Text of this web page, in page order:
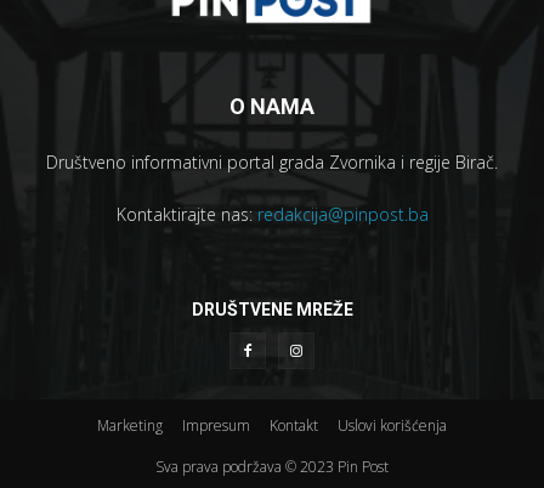
O NAMA
Društveno informativni portal grada Zvornika i regije Birač.
Kontaktirajte nas: redakcija@pinpost.ba
DRUŠTVENE MREŽE
Marketing Impresum Kontakt
Uslovi korišćenja
Sva prava podržava © 2023 Pin Post